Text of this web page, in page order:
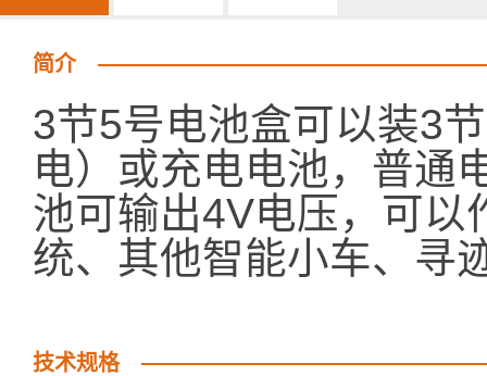
简介
3节5号电池盒可以装3
电）或充电电池，普通
池可输出4V电压，可以
统、其他智能小车、
技术规格